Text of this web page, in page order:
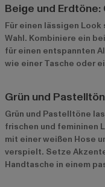
Beige und
Für einen lässigen
Wahl. Kombiniere ein
für einen entspannten
wie einer Tasche oder
Grün und
Grün und Pastelltöne
frischen und femininen
mit einer weißen Hose
verspielt. Setze
Handtasche in einem